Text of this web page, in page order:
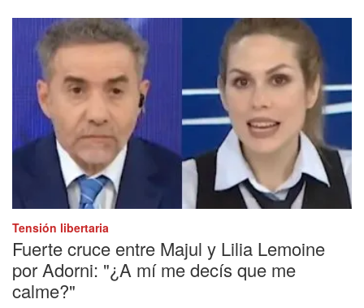
Tensión libertaria
Fuerte cruce entre Majul y Lilia Lemoine
por Adorni: "¿A mí me decís que me
calme?"